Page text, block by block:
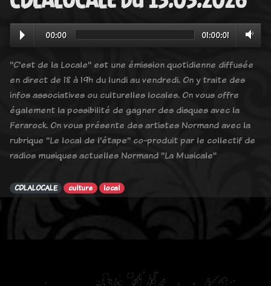
00:00 01:00:01
"C'est de la Locale" est une émission quotidienne diffusée
en direct de 18 à 19h du lundi au vendredi. On y traite des
infos associatives ou culturelles locales. On vous offre
également la possibilité de gagner des disques avec la
Ferarock. On vous présente des artistes Normand avec la
rubrique "Le local de l'étape" co-produit par le collectif de
radios musiques actuelles Normand "La Musicale"
CDLALOCALE culture local